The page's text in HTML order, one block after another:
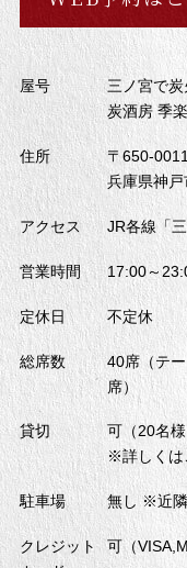
屋号
三ノ宮で
炭酒房 季
住所
〒650-0011
兵庫県神
アクセス JR各線「
営業時間 17:00～
定休日 不定休
総席数
40席（テ
席）
貸切
可（20名
※詳しくは
駐車場 無し ※近隣
クレジット
可（